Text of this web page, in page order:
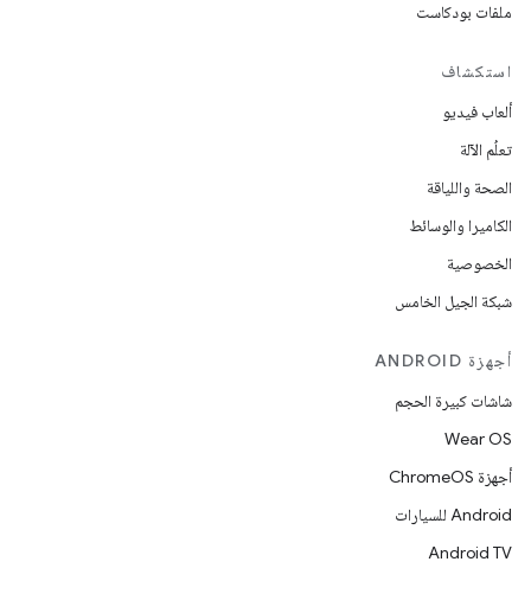
ملفات بودكاست
استكشاف
ألعاب فيديو
تعلُم الآلة
الصحة واللياقة
الكاميرا والوسائط
الخصوصية
شبكة الجيل الخامس
أجهزة ANDROID
شاشات كبيرة الحجم
Wear OS
أجهزة ChromeOS
Android للسيارات
Android TV